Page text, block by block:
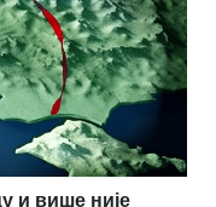
и више није